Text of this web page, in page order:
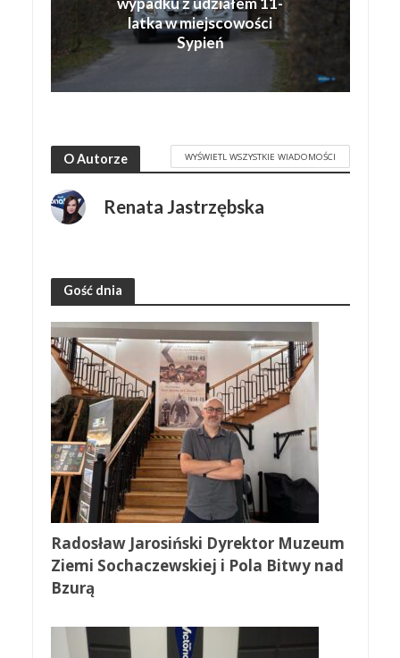
latka w miejscowości
Sypień
O Autorze WYŚWIETL WSZYSTKIE WIADOMOŚCI
Renata Jastrzębska
Gość dnia
Radosław Jarosiński Dyrektor Muzeum
Ziemi Sochaczewskiej i Pola Bitwy nad
Bzurą